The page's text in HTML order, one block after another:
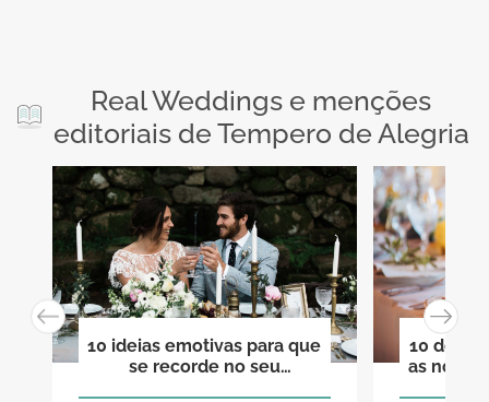
Real Weddings e menções
editoriais de Tempero de Alegria
10 ideias emotivas para que
se recorde no seu
10
as